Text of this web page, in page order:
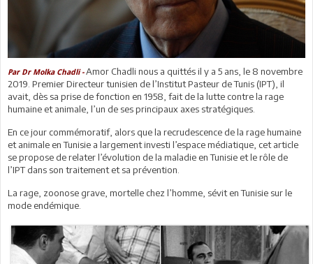
Par Dr Molka Chadli -Amor Chadli nous a quittés il y a 5 ans, le 8 novembre
2019. Premier Directeur tunisien de l’Institut Pasteur de Tunis (IPT), il
avait, dès sa prise de fonction en 1958, fait de la lutte contre la rage
humaine et animale, l’un de ses principaux axes stratégiques.
En ce jour commémoratif, alors que la recrudescence de la rage humaine
et animale en Tunisie a largement investi l’espace médiatique, cet article
se propose de relater l’évolution de la maladie en Tunisie et le rôle de
l’IPT dans son traitement et sa prévention.
La rage, zoonose grave, mortelle chez l’homme, sévit en Tunisie sur le
mode endémique.